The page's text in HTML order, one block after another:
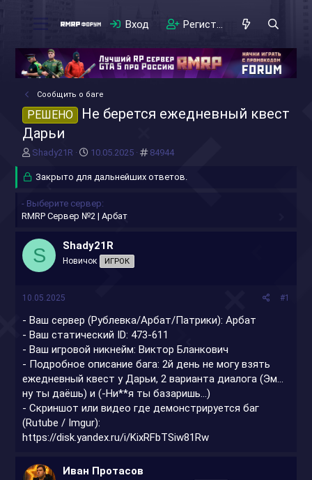
Вход Регистрация
Сообщить о баге
РЕШЕНО
Не берется ежедневный квест
Дарьи
А
т
р
т
м
ы
Shady21R
Д
т
н
а
а
л
а
10.05.2025 #
84944
Закрыто для дальнейших ответов.
- Выберите сервер
RMRP Сервер №2 | Арбат
S Shady21R
Новичок ИГРОК
10.05.2025 #1
- Ваш сервер (Рублевка/Арбат/Патрики): Арбат
- Ваш статический ID: 473-611
- Ваш игровой никнейм: Виктор Бланкович
- Подробное описание бага: 2й день не могу взять
ежедневный квест у Дарьи, 2 варианта диалога (Эм...
ну ты даёшь) и (-Ни**я ты базаришь...)
- Скриншот или видео где демонстрируется баг
(Rutube / Imgur):
https://disk.yandex.ru/i/KixRFbTSiw81Rw
Иван Протасов